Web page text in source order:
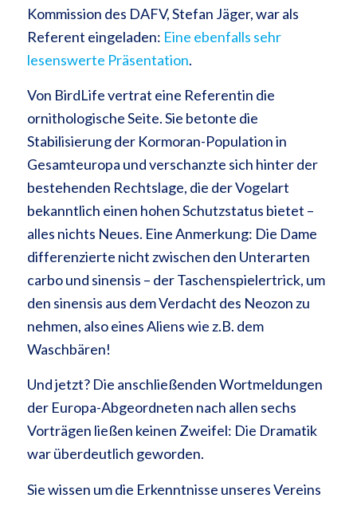
Kommission des DAFV, Stefan Jäger, war als
Referent eingeladen: Eine ebenfalls sehr
lesenswerte Präsentation.
Von BirdLife vertrat eine Referentin die
ornithologische Seite. Sie betonte die
Stabilisierung der Kormoran-Population in
Gesamteuropa und verschanzte sich hinter der
bestehenden Rechtslage, die der Vogelart
bekanntlich einen hohen Schutzstatus bietet –
alles nichts Neues. Eine Anmerkung: Die Dame
differenzierte nicht zwischen den Unterarten
carbo und sinensis – der Taschenspielertrick, um
den sinensis aus dem Verdacht des Neozon zu
nehmen, also eines Aliens wie z.B. dem
Waschbären!
Und jetzt? Die anschließenden Wortmeldungen
der Europa-Abgeordneten nach allen sechs
Vorträgen ließen keinen Zweifel: Die Dramatik
war überdeutlich geworden.
Sie wissen um die Erkenntnisse unseres Vereins